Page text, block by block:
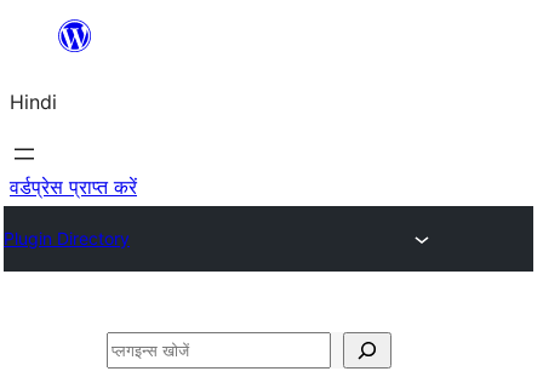
सामग्री
जाएं
Hindi
वर्डप्रेस प्राप्त करें
Plugin Directory
खोजें